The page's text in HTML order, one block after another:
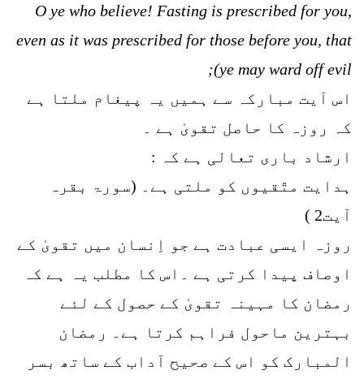
O ye who believe! Fasting is prescribed for you,
even as it was prescribed for those before you, that
ye may ward off evil);
اس آیت مبارکہ سے ہمیں یہ پیغام ملتا ہے
کہ روزہ کا حاصل تقویٰ ہے ۔
ارشاد باری تعالی ہے کہ :
ہدایت متّقیوں کو ملتی ہے۔ (سورۃ بقرہ
آیت2 )
روزہ ایسی عبادت ہے جو اِنسان میں تقویٰ کے
اوصاف پیدا کرتی ہے ۔اس کا مطلب یہ ہے کہ
رمضان کا مہینہ تقویٰ کے حصول کے لئے
بہترین ماحول فراہم کرتا ہے۔ رمضان
المبارک کو اس کے صحیح آداب کے ساتھ بسر